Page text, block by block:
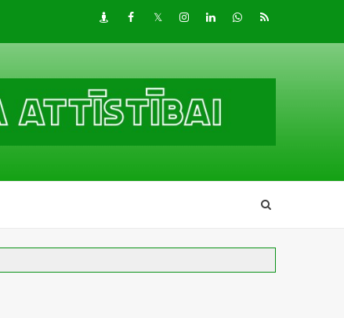
DraugiemFacebook
TwitterInstagram
LinkedInwhatsapp
RSS